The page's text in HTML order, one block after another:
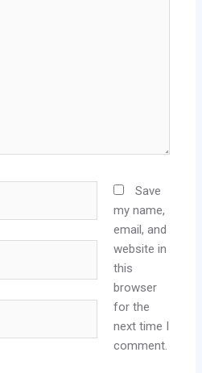
Save
my name,
email, and
website in
this
browser
for the
next time I
comment.